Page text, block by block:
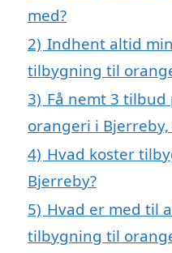
med?
2) Indhent altid
tilbygning til
3) Få nemt 3
orangeri i
4) Hvad koster
Bjerreby?
5) Hvad er med til
tilbygning til